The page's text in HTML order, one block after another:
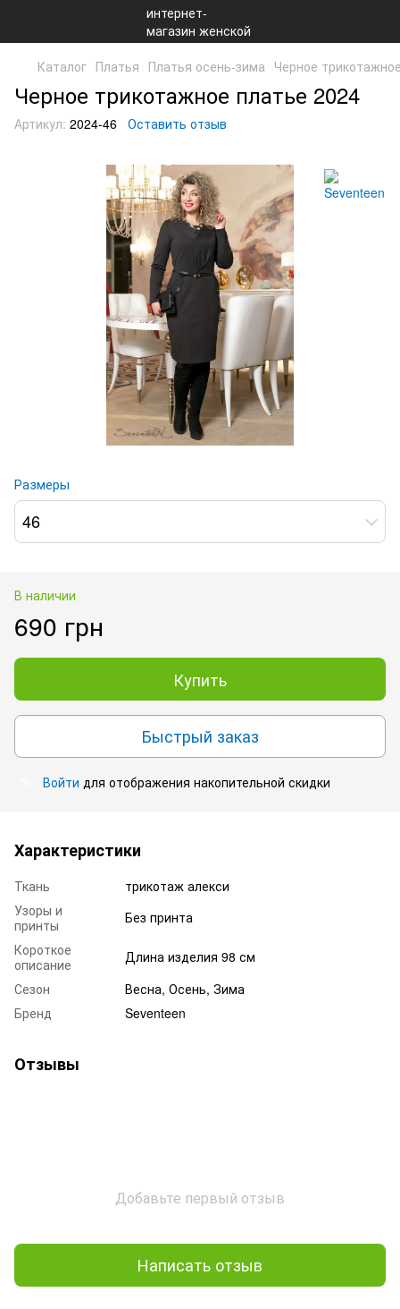
Каталог Платья Платья осень-зима Черное
Черное трикотажное платье 2024
Артикул: 2024-46 Оставить отзыв
Размеры
46
В наличии
690 грн
Купить
Быстрый заказ
Войти для отображения накопительной скидки
Характеристики
Ткань
трикотаж алекси
Узоры и
принты
Без принта
Короткое
описание
Длина изделия 98 см
Сезон
Весна, Осень, Зима
Бренд
Seventeen
Отзывы
Добавьте первый отзыв
Написать отзыв